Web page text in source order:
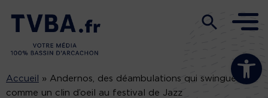
Ouvrir la
Accueil » Andernos, des déambulations qui swinguent
comme un clin d’oeil au festival de Jazz